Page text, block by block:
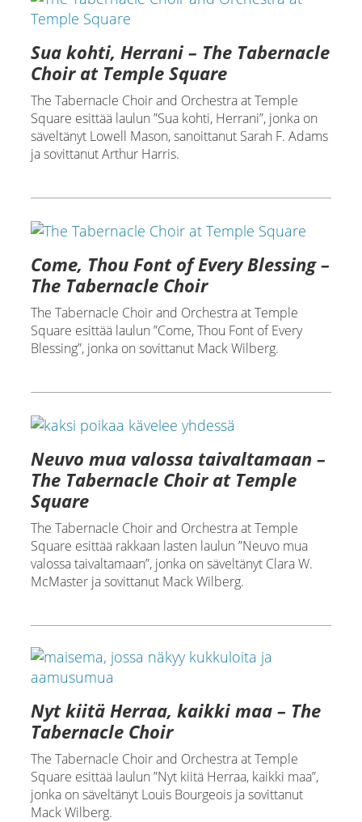
Sua kohti, Herrani – The Tabernacle
Choir at Temple Square
The Tabernacle Choir and Orchestra at Temple
Square esittää laulun ”Sua kohti, Herrani”, jonka on
säveltänyt Lowell Mason, sanoittanut Sarah F. Adams
ja sovittanut Arthur Harris.
Come, Thou Font of Every Blessing –
The Tabernacle Choir
The Tabernacle Choir and Orchestra at Temple
Square esittää laulun ”Come, Thou Font of Every
Blessing”, jonka on sovittanut Mack Wilberg.
Neuvo mua valossa taivaltamaan –
The Tabernacle Choir at Temple
Square
The Tabernacle Choir and Orchestra at Temple
Square esittää rakkaan lasten laulun ”Neuvo mua
valossa taivaltamaan”, jonka on säveltänyt Clara W.
McMaster ja sovittanut Mack Wilberg.
Nyt kiitä Herraa, kaikki maa – The
Tabernacle Choir
The Tabernacle Choir and Orchestra at Temple
Square esittää laulun ”Nyt kiitä Herraa, kaikki maa”,
jonka on säveltänyt Louis Bourgeois ja sovittanut
Mack Wilberg.